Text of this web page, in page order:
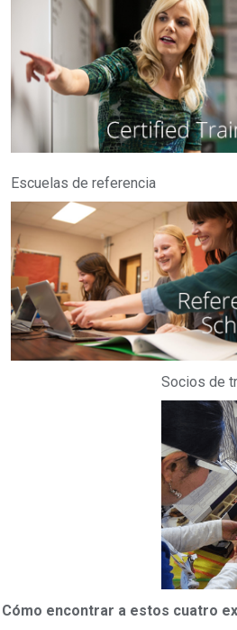
Escuelas de referencia
Socios de
Cómo encontrar a estos cuatro